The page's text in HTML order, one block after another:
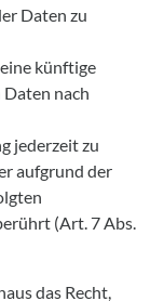
Daten zu
künftige
nach
jederzeit zu
aufgrund der
(Art. 7 Abs.
das Recht,